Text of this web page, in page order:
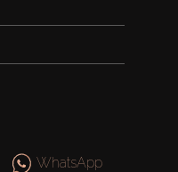
WhatsApp